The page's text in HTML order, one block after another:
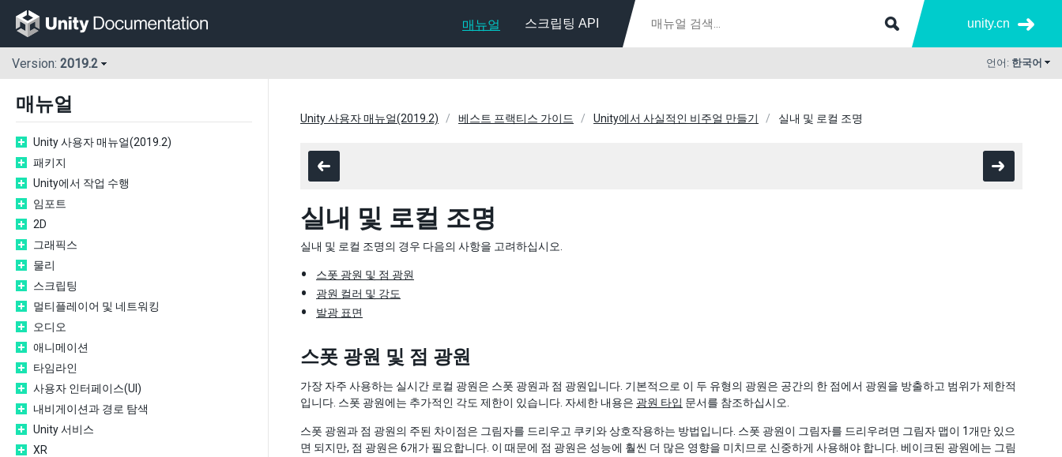
매뉴얼 스크립팅 API unity.cn
Version: 2019.2 언어: 한국어
매뉴얼
Unity 사용자 매뉴얼(2019.2)
패키지
Unity에서 작업 수행
임포트
2D
그래픽스
물리
스크립팅
멀티플레이어 및 네트워킹
오디오
애니메이션
타임라인
사용자 인터페이스(UI)
내비게이션과 경로 탐색
Unity 서비스
XR
Unity 사용자 매뉴얼(2019.2) 베스트 프랙티스 가이드 Unity에서 사실적인 비주얼 만들기 실내 및 로컬 조명
실내 및 로컬 조명
실내 및 로컬 조명의 경우 다음의 사항을 고려하십시오.
스폿 광원 및 점 광원
광원 컬러 및 강도
발광 표면
스폿 광원 및 점 광원
가장 자주 사용하는 실시간 로컬 광원은 스폿 광원과 점 광원입니다. 기본적으로 이 두 유형의 광원은 공간의 한 점에서 광원을 방출하고 범위가 제한적
입니다. 스폿 광원에는 추가적인 각도 제한이 있습니다. 자세한 내용은 광원 타입 문서를 참조하십시오.
스폿 광원과 점 광원의 주된 차이점은 그림자를 드리우고 쿠키와 상호작용하는 방법입니다. 스폿 광원이 그림자를 드리우려면 그림자 맵이 1개만 있으
면 되지만, 점 광원은 6개가 필요합니다. 이 때문에 점 광원은 성능에 훨씬 더 많은 영향을 미치므로 신중하게 사용해야 합니다. 베이크된 광원에는 그림